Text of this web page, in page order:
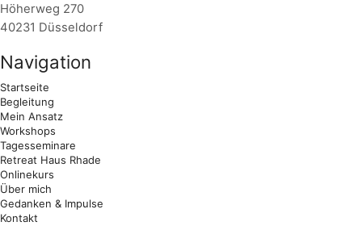
Höherweg 270
40231 Düsseldorf
Navigation
Startseite
Begleitung
Mein Ansatz
Workshops
Tagesseminare
Retreat Haus Rhade
Onlinekurs
Über mich
Gedanken & Impulse
Kontakt